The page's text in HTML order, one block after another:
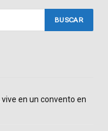
en un convento en